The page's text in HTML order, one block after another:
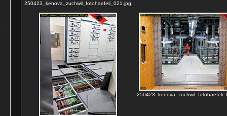
250423_kenova_zuchwil_fotohaefeli_021.jpg